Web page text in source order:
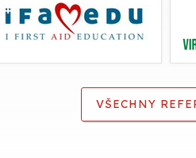
VŠECHNY